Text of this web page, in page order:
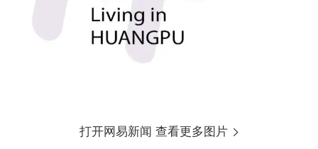
打开网易新闻 查看更多图片